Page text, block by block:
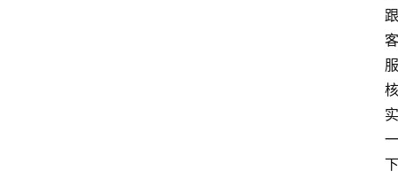
跟
客
服
核
实
一
下